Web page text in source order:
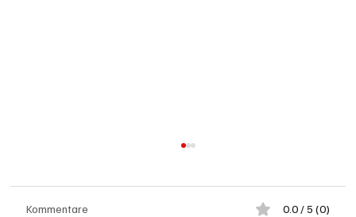
Kommentare 0.0 / 5 (0)